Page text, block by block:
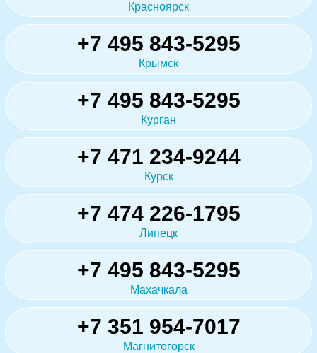
Красноярск
+7 495 843-5295
Крымск
+7 495 843-5295
Курган
+7 471 234-9244
Курск
+7 474 226-1795
Липецк
+7 495 843-5295
Махачкала
+7 351 954-7017
Магнитогорск